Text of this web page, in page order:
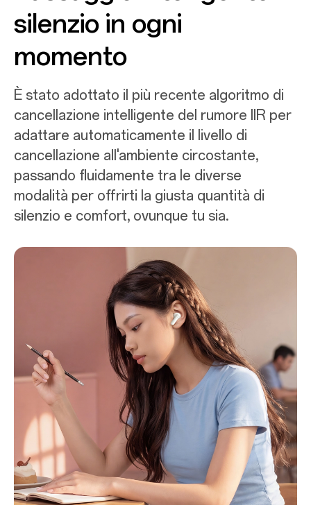
silenzio in ogni
momento
È stato adottato il più recente algoritmo di
cancellazione intelligente del rumore IIR per
adattare automaticamente il livello di
cancellazione all'ambiente circostante,
passando fluidamente tra le diverse
modalità per offrirti la giusta quantità di
silenzio e comfort, ovunque tu sia.